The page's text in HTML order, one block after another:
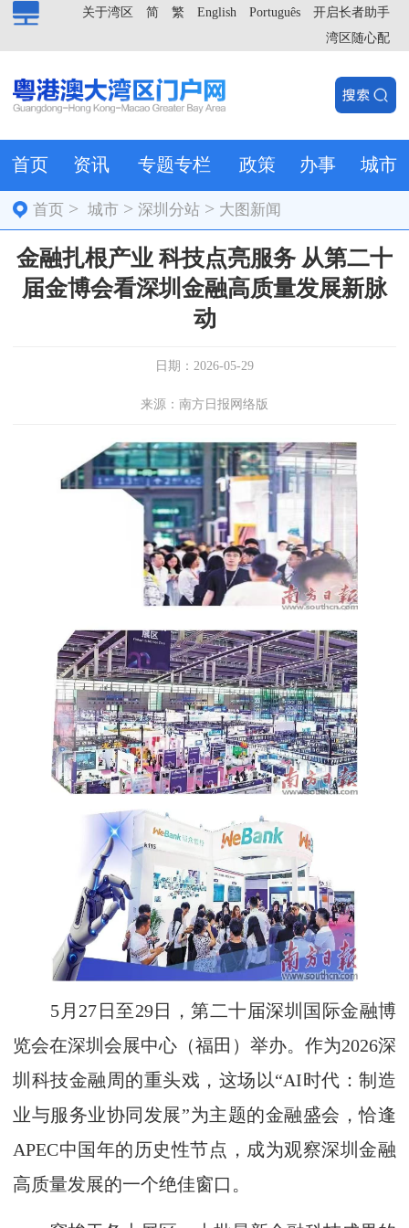
开启长者助手
Português
English
繁
简
关于湾区
湾区随心配
首页 资讯 专题专栏 政策 办事 城市
首页 >城市 >深圳分站 > 大图新闻
金融扎根产业 科技点亮服务 从第二十
届金博会看深圳金融高质量发展新脉
动
日期：2026-05-29
来源：南方日报网络版
5月27日至29日，第二十届深圳国际金融博
览会在深圳会展中心（福田）举办。作为2026深
圳科技金融周的重头戏，这场以“AI时代：制造
业与服务业协同发展”为主题的金融盛会，恰逢
APEC中国年的历史性节点，成为观察深圳金融
高质量发展的一个绝佳窗口。